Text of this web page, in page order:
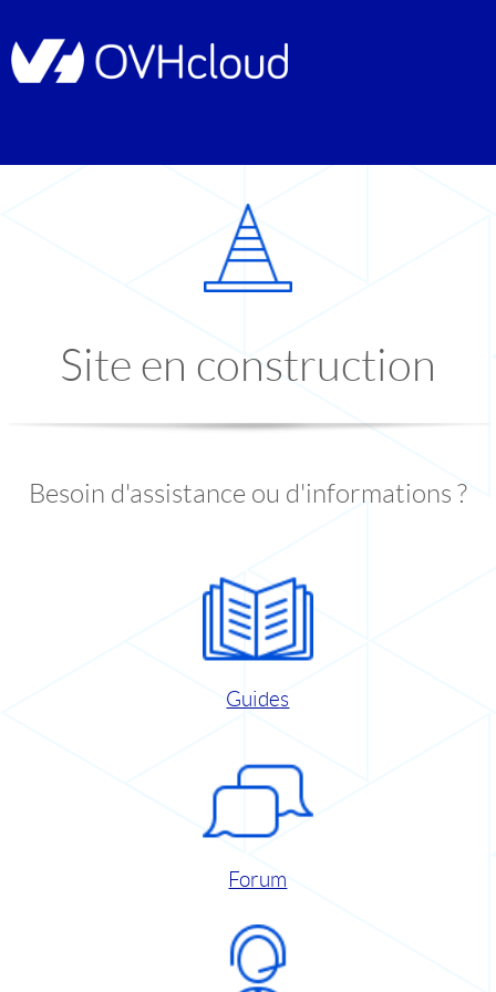
Site en construction
Besoin d'assistance ou d'informations ?
Guides
Forum